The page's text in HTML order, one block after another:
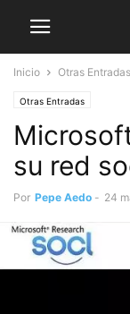
Inicio Otras Entradas
Otras Entradas
su red
Por Pepe Aedo - 24